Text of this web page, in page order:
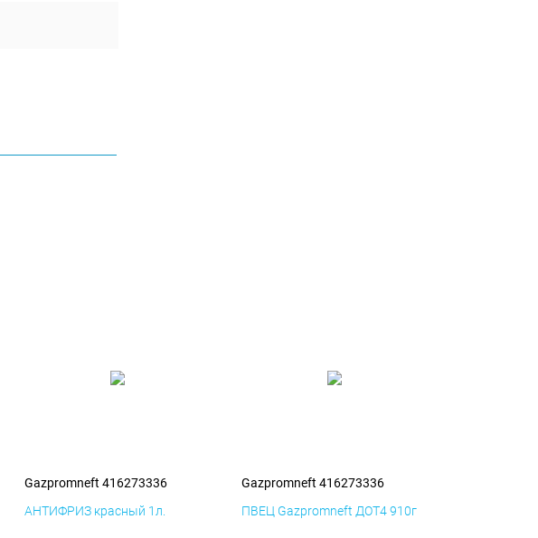
Gazpromneft 416273336
АНТИФРИЗ красный 1л.
Gazpromneft 416273336
ПВЕЦ Gazpromneft ДОТ4 910г